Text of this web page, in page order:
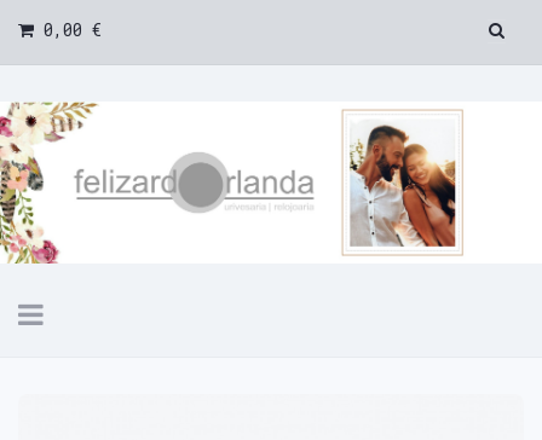
0,00 €
Toggle